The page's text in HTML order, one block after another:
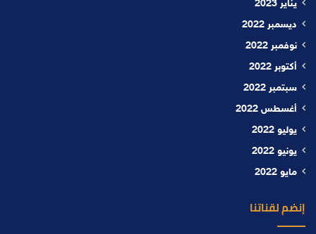
يناير 2023
ديسمبر 2022
نوفمبر 2022
أكتوبر 2022
سبتمبر 2022
أغسطس 2022
يوليو 2022
يونيو 2022
مايو 2022
إنضم لقناتنا